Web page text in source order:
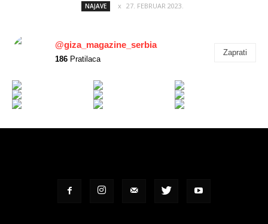
NAJAVE 27. FEBRUAR 2023.
@giza_magazine_serbia
186 Pratilaca
Zaprati